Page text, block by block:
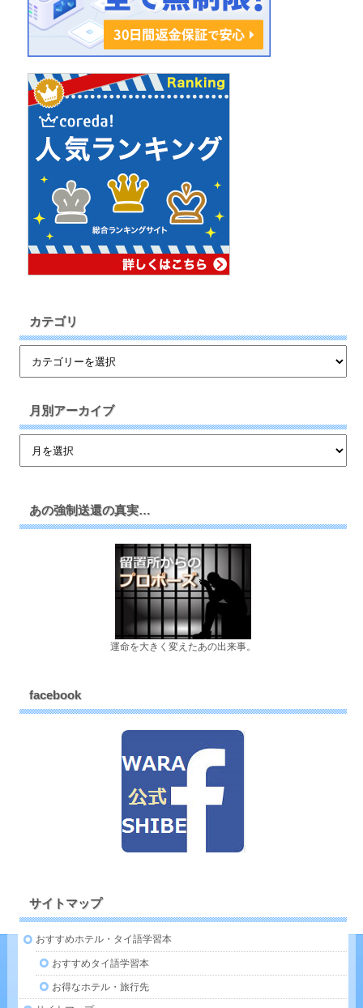
カテゴリ
月別アーカイブ
あの強制送還の真実…
運命を大きく変えたあの出来事。
facebook
サイトマップ
おすすめホテル・タイ語学習本
おすすめタイ語学習本
お得なホテル・旅行先